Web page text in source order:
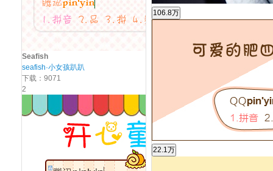
Seafish
seafish·小女孩趴趴
下载：9071
2